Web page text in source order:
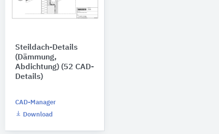
Steildach-Details
(Dämmung,
Abdichtung) (52 CAD-
Details)
CAD-Manager
Download